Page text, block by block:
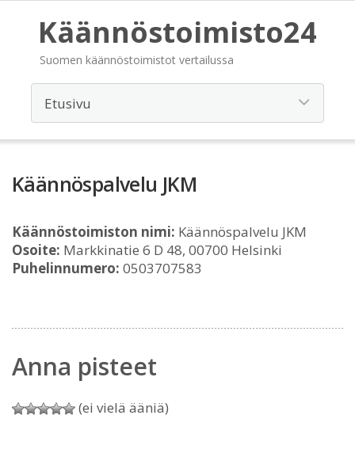
Käännöstoimisto24
Suomen käännöstoimistot vertailussa
Käännöspalvelu JKM
Käännöstoimiston nimi: Käännöspalvelu JKM
Osoite: Markkinatie 6 D 48, 00700 Helsinki
Puhelinnumero: 0503707583
Anna pisteet
(ei vielä ääniä)